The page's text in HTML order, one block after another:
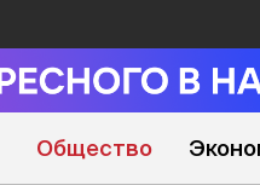
Общество